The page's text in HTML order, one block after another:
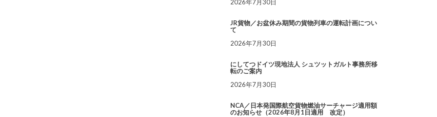
2026年7月30日
JR貨物／お盆休み期間の貨物列車の運転計画につい
て
2026年7月30日
にしてつドイツ現地法人 シュツットガルト事務所移
転のご案内
2026年7月30日
NCA／日本発国際航空貨物燃油サーチャージ適用額
のお知らせ（2026年8月1日適用 改定）